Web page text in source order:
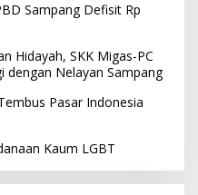
Sampang Defisit Rp
Hidayah, SKK Migas-PC
dengan Nelayan Sampang
Pasar Indonesia
Kaum LGBT